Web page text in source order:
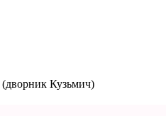
(дворник Кузьмич)